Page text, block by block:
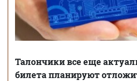
Талончики все еще
билета планируют